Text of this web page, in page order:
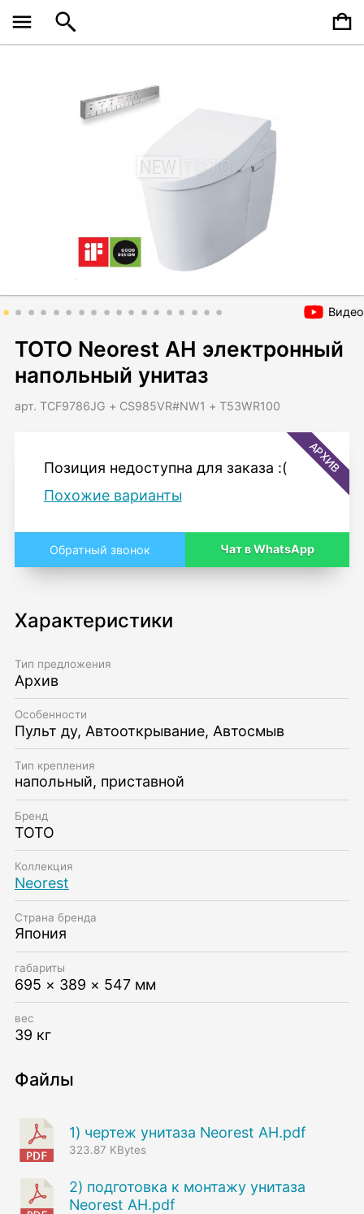
Видео
TOTO Neorest AH электронный
напольный унитаз
арт. TCF9786JG + CS985VR#NW1 + T53WR100
АРХИВ
Позиция недоступна для заказа :(
Похожие варианты
Обратный звонок Чат в WhatsApp
Характеристики
Тип предложения
Архив
Особенности
Пульт ду, Автооткрывание, Автосмыв
Тип крепления
напольный, приставной
Бренд
TOTO
Коллекция
Neorest
Страна бренда
Япония
габариты
695 × 389 × 547 мм
вес
39 кг
Файлы
1) чертеж унитаза Neorest AH.pdf
323.87 KBytes
2) подготовка к монтажу унитаза
Neorest AH.pdf